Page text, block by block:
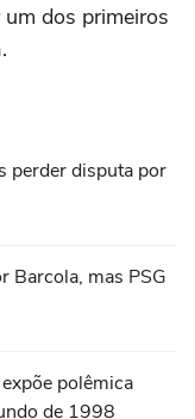
dos primeiros
perder disputa por
Barcola, mas PSG
polêmica
de 1998